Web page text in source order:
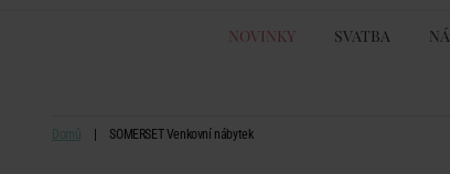
NOVINKY SVATBA
Domů SOMERSET Venkovní nábytek